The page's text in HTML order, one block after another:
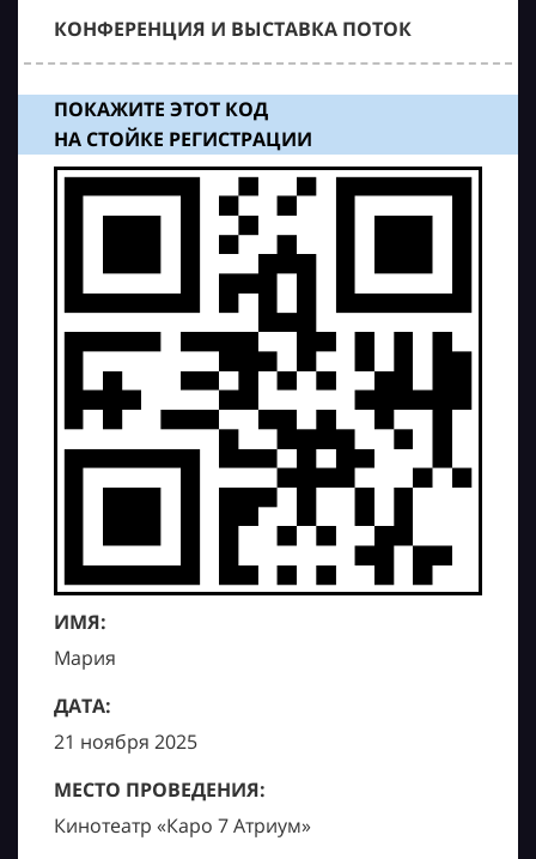
КОНФЕРЕНЦИЯ И ВЫСТАВКА ПОТОК
ПОКАЖИТЕ ЭТОТ КОД
НА СТОЙКЕ РЕГИСТРАЦИИ
ИМЯ:
Мария
ДАТА:
21 ноября 2025
МЕСТО ПРОВЕДЕНИЯ:
Кинотеатр «Каро 7 Атриум»